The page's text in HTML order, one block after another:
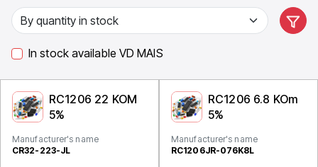
In stock available VD MAIS
RC1206 22 KOM
5%
Manufacturer's name
CR32-223-JL
RC1206 6.8 KOm
5%
Manufacturer's name
RC1206JR-076K8L